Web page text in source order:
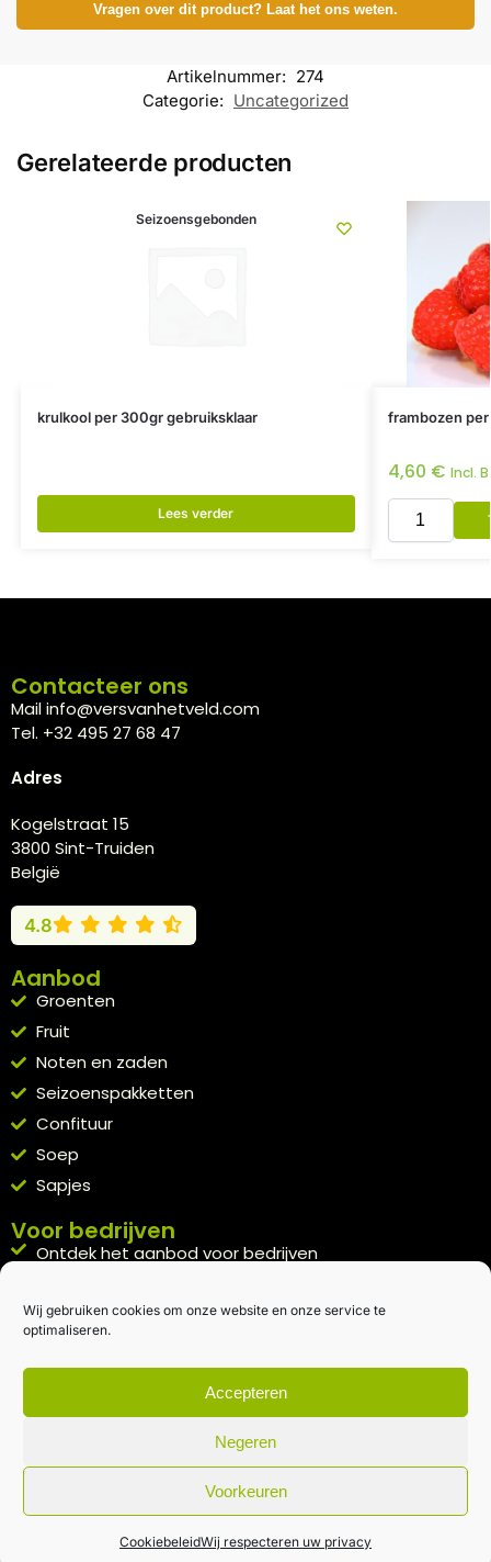
Wij gebruiken cookies om onze website en onze service te
optimaliseren.
Accepteren
Negeren
Voorkeuren
CookiebeleidWij respecteren uw privacy
Vragen over dit product? Laat het ons weten.
Artikelnummer: 274
Categorie: Uncategorized
Gerelateerde producten
Seizoensgebonden
krulkool per 300gr gebruiksklaar
Lees verder
frambozen per
4,60 € Incl.
Contacteer ons
Mail info@versvanhetveld.com
Tel. +32 495 27 68 47
Adres
Kogelstraat 15
3800 Sint-Truiden
België
4.8
Aanbod
Groenten
Fruit
Noten en zaden
Seizoenspakketten
Confituur
Soep
Sapjes
Voor bedrijven
Ontdek het aanbod voor bedrijven
Kennismakingspakket aanvragen
Blijft op de hoogte
Rechtstreeks van het veld naar je inbox.
Inschrijven nieuwsbrief
Algemene voorwaarden|Privacybeleid| gemaakt met door
creativitijd